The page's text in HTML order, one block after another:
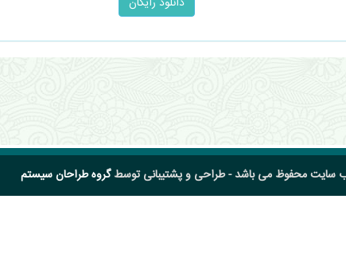
سایت محفوظ می باشد - طراحی و پشتیبانی توسطگروه طراحان سیستم